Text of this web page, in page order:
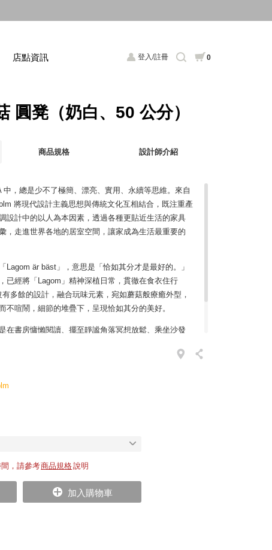
登入/註冊 0
店點資訊
圓凳（奶白、50 公分）
商品規格 設計師介紹
，總是少不了極簡、漂亮、實用、永續等思維。來自
將現代設計主義思想與傳統文化互相結合，既注重產
設計中的以人為本因素，透過各種更貼近生活的家具
，走進世界各地的居室空間，讓家成為生活最重要的
Lagom är bäst」，意思是「恰如其分才是最好的。」
已經將「Lagom」精神深植日常，貫徹在食衣住行
多餘的設計，融合玩味元素，宛如蘑菇般療癒外型，
不喧鬧，細節的堆疊下，呈現恰如其分的美好。
在書房慵懶閱讀、擺至靜謐角落冥想放鬆、乘坐沙發
，請參考商品規格說明
加入購物車